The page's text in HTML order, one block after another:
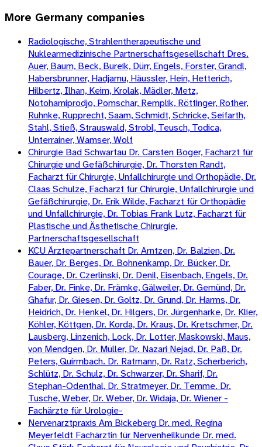
More Germany companies
Radiologische, Strahlentherapeutische und
Nuklearmedizinische Partnerschaftsgesellschaft Dres.
Auer, Baum, Beck, Bureik, Dürr, Engels, Forster, Grandl,
Habersbrunner, Hadjamu, Häussler, Hein, Hetterich,
Hilbertz, Ilhan, Keim, Krolak, Mädler, Metz,
Notohamiprodjo, Pomschar, Remplik, Röttinger, Rother,
Ruhnke, Rupprecht, Saam, Schmidt, Schricke, Seifarth,
Stahl, Stieß, Strauswald, Strobl, Teusch, Todica,
Unterrainer, Wamser, Wolf
Chirurgie Bad Schwartau Dr. Carsten Boger, Facharzt für
Chirurgie und Gefäßchirurgie, Dr. Thorsten Randt,
Facharzt für Chirurgie, Unfallchirurgie und Orthopädie, Dr.
Claas Schulze, Facharzt für Chirurgie, Unfallchirurgie und
Gefäßchirurgie, Dr. Erik Wilde, Facharzt für Orthopädie
und Unfallchirurgie, Dr. Tobias Frank Lutz, Facharzt für
Plastische und Ästhetische Chirurgie,
Partnerschaftsgesellschaft
KCU Ärztepartnerschaft Dr. Arntzen, Dr. Balzien, Dr.
Bauer, Dr. Berges, Dr. Bohnenkamp, Dr. Bücker, Dr.
Courage, Dr. Czerlinski, Dr. Denil, Eisenbach, Engels, Dr.
Faber, Dr. Finke, Dr. Främke, Gälweiler, Dr. Gemünd, Dr.
Ghafur, Dr. Giesen, Dr. Goltz, Dr. Grund, Dr. Harms, Dr.
Heidrich, Dr. Henkel, Dr. Hilgers, Dr. Jürgenharke, Dr. Klier,
Köhler, Köttgen, Dr. Korda, Dr. Kraus, Dr. Kretschmer, Dr.
Lausberg, Linzenich, Lock, Dr. Lotter, Maskowski, Maus,
von Mendgen, Dr. Müller, Dr. Nazari Nejad, Dr. Paß, Dr.
Peters, Quirmbach. Dr. Ratmann, Dr. Ratz, Scherberich,
Schlütz, Dr. Schulz, Dr. Schwarzer, Dr. Sharif, Dr.
Stephan-Odenthal, Dr. Stratmeyer, Dr. Temme. Dr.
Tusche, Weber, Dr. Weber, Dr. Widaja, Dr. Wiener -
Fachärzte für Urologie-
Nervenarztpraxis Am Bickeberg Dr. med. Regina
Meyerfeldt Fachärztin für Nervenheilkunde Dr. med.